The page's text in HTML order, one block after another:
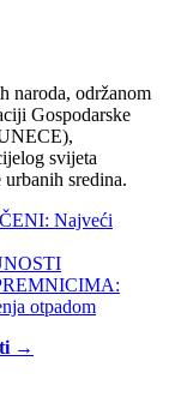
naroda, održanom
Gospodarske
svijeta
sredina.
Najveći
otpadom
→